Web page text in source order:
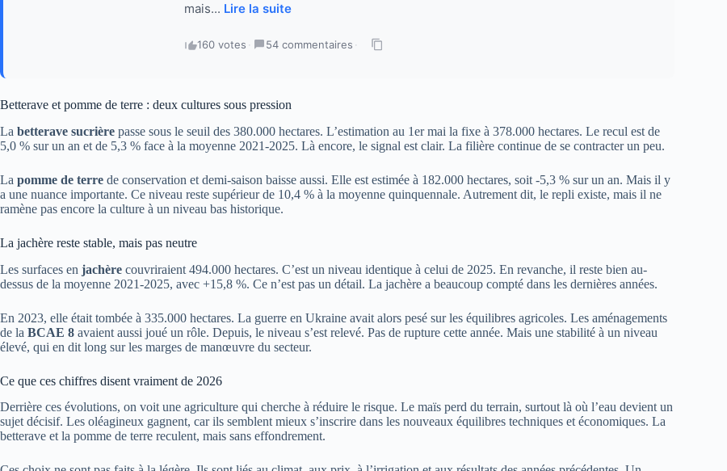
mais... Lire la suite
160 votes · 54 commentaires ·
Betterave et pomme de terre : deux cultures sous pression
La betterave sucrière passe sous le seuil des 380.000 hectares. L’estimation au 1er mai la fixe à 378.000 hectares. Le recul est de
5,0 % sur un an et de 5,3 % face à la moyenne 2021-2025. Là encore, le signal est clair. La filière continue de se contracter un peu.
La pomme de terre de conservation et demi-saison baisse aussi. Elle est estimée à 182.000 hectares, soit -5,3 % sur un an. Mais il y
a une nuance importante. Ce niveau reste supérieur de 10,4 % à la moyenne quinquennale. Autrement dit, le repli existe, mais il ne
ramène pas encore la culture à un niveau bas historique.
La jachère reste stable, mais pas neutre
Les surfaces en jachère couvriraient 494.000 hectares. C’est un niveau identique à celui de 2025. En revanche, il reste bien au-
dessus de la moyenne 2021-2025, avec +15,8 %. Ce n’est pas un détail. La jachère a beaucoup compté dans les dernières années.
En 2023, elle était tombée à 335.000 hectares. La guerre en Ukraine avait alors pesé sur les équilibres agricoles. Les aménagements
de la BCAE 8 avaient aussi joué un rôle. Depuis, le niveau s’est relevé. Pas de rupture cette année. Mais une stabilité à un niveau
élevé, qui en dit long sur les marges de manœuvre du secteur.
Ce que ces chiffres disent vraiment de 2026
Derrière ces évolutions, on voit une agriculture qui cherche à réduire le risque. Le maïs perd du terrain, surtout là où l’eau devient un
sujet décisif. Les oléagineux gagnent, car ils semblent mieux s’inscrire dans les nouveaux équilibres techniques et économiques. La
betterave et la pomme de terre reculent, mais sans effondrement.